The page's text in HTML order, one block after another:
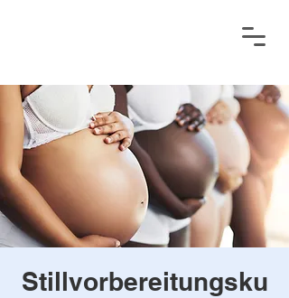
Stillvorbereitungsku